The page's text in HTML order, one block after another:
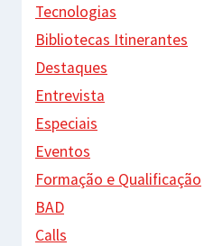
Tecnologias
Bibliotecas Itinerantes
Destaques
Entrevista
Especiais
Eventos
Formação e Qualificação
BAD
Calls